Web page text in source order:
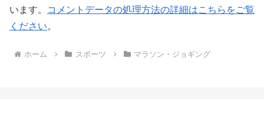
います。
コメントデータの処理方法の詳細はこちらをご覧
ください。
ホーム スポーツ マラソン・ジョギング